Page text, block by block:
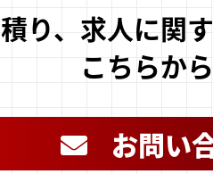
り、求人に関
こちらか
お問い